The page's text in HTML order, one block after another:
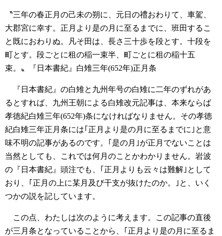
〝三年の春正月の己未の朔に、元日の禮おわりて、車駕、
大郡宮に幸す。正月より是の月に至るまでに、班田するこ
と既におわりぬ。凡そ田は、長さ三十歩を段とす。十段を
町とす。段ごとに租の稲一束半、町ごとに租の稲十五
束。〟『日本書紀』白雉三年(652年)正月条
『日本書紀』の白雉と九州年号の白雉に二年のずれがあ
るとすれば、九州王朝による白雉改元記事は、本来ならば
孝徳紀白雉三年(652年)条になければなりません。その孝徳
紀白雉三年正月条には｢正月より是の月に至るまでに｣と意
味不明の記事があるのです。｢是の月｣が正月でないことは
当然としても、これでは何月のことかわかりません。岩波
の『日本書紀』頭注でも、｢正月よりも云々は難解｣として
おり、｢正月の上に某月及び干支が抜けたのか。｣と、いく
つかの説を記しています。
この点、わたしは次のように考えます。この記事の直後
が三月条となっていることから、｢正月より是の月に至るま